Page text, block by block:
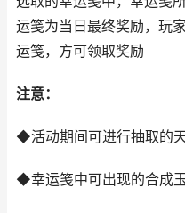
运笺为当日最终奖励，玩
运笺，方可领取奖励
注意：
◆活动期间可进行抽取的
◆幸运笺中可出现的合成